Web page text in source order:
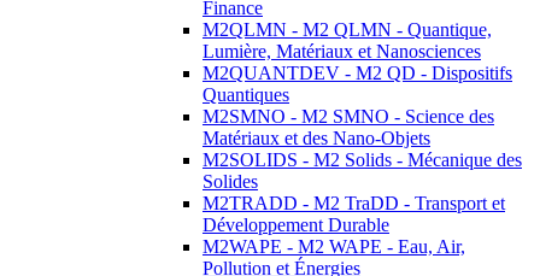
Finance
M2QLMN - M2 QLMN - Quantique,
Lumière, Matériaux et Nanosciences
M2QUANTDEV - M2 QD - Dispositifs
Quantiques
M2SMNO - M2 SMNO - Science des
Matériaux et des Nano-Objets
M2SOLIDS - M2 Solids - Mécanique des
Solides
M2TRADD - M2 TraDD - Transport et
Développement Durable
M2WAPE - M2 WAPE - Eau, Air,
Pollution et Énergies